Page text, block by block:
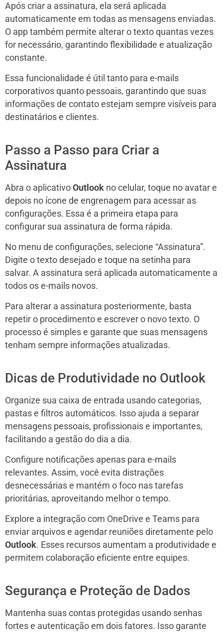
Após criar a assinatura, ela será aplicada
automaticamente em todas as mensagens enviadas.
O app também permite alterar o texto quantas vezes
for necessário, garantindo flexibilidade e atualização
constante.
Essa funcionalidade é útil tanto para e-mails
corporativos quanto pessoais, garantindo que suas
informações de contato estejam sempre visíveis para
destinatários e clientes.
Passo a Passo para Criar a
Assinatura
Abra o aplicativo Outlook no celular, toque no avatar e
depois no ícone de engrenagem para acessar as
configurações. Essa é a primeira etapa para
configurar sua assinatura de forma rápida.
No menu de configurações, selecione “Assinatura”.
Digite o texto desejado e toque na setinha para
salvar. A assinatura será aplicada automaticamente a
todos os e-mails novos.
Para alterar a assinatura posteriormente, basta
repetir o procedimento e escrever o novo texto. O
processo é simples e garante que suas mensagens
tenham sempre informações atualizadas.
Dicas de Produtividade no Outlook
Organize sua caixa de entrada usando categorias,
pastas e filtros automáticos. Isso ajuda a separar
mensagens pessoais, profissionais e importantes,
facilitando a gestão do dia a dia.
Configure notificações apenas para e-mails
relevantes. Assim, você evita distrações
desnecessárias e mantém o foco nas tarefas
prioritárias, aproveitando melhor o tempo.
Explore a integração com OneDrive e Teams para
enviar arquivos e agendar reuniões diretamente pelo
Outlook. Esses recursos aumentam a produtividade e
permitem colaboração eficiente entre equipes.
Segurança e Proteção de Dados
Mantenha suas contas protegidas usando senhas
fortes e autenticação em dois fatores. Isso garante